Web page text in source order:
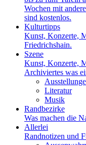
Wochen mit
sind kostenlos.
Kulturtipps
Kunst, Konzerte,
Friedrichshain.
Szene
Kunst, Konzerte,
Archiviertes was
Literatur
Musik
Randbezirke
Was machen die
Allerlei
Randnotizen und